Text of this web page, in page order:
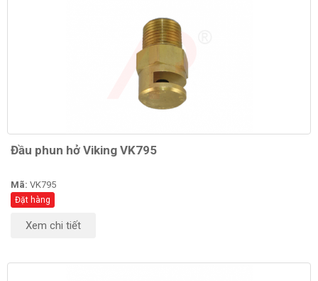
Đầu phun hở Viking VK795
Mã: VK795
Đặt hàng
Xem chi tiết